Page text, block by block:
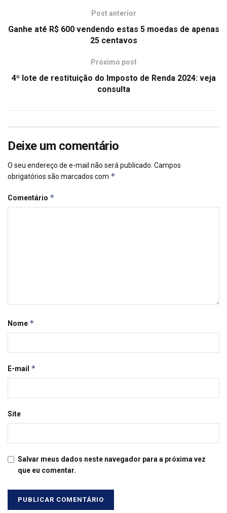
Post anterior
Ganhe até R$ 600 vendendo estas 5 moedas de apenas
25 centavos
Próximo post
4º lote de restituição do Imposto de Renda 2024: veja
consulta
Deixe um comentário
O seu endereço de e-mail não será publicado. Campos
obrigatórios são marcados com *
Comentário *
Nome *
E-mail *
Site
Salvar meus dados neste navegador para a próxima vez
que eu comentar.